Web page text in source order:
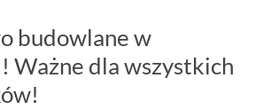
budowlane w
Ważne dla wszystkich